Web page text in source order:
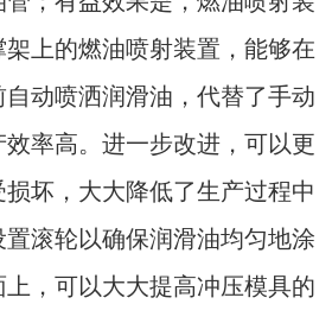
上的燃油喷射装置，能够在
动喷洒润滑油，代替了手动
率高。进一步改进，可以更
坏，大大降低了生产过程中
滚轮以确保润滑油均匀地涂
，可以大大提高冲压模具的